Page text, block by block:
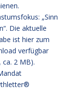
„Sinn
Die aktuelle
ist hier zum
verfügbar
ca. 2 MB).